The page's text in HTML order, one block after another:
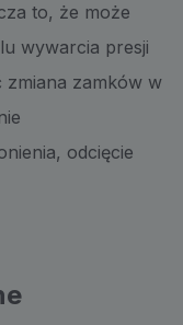
to, że może
wywarcia presji
zamków w
odcięcie